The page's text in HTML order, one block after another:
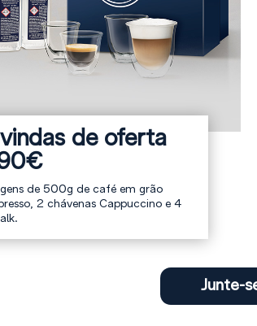
de oferta
de 500g de café em grão
2 chávenas Cappuccino e 4
Junte-